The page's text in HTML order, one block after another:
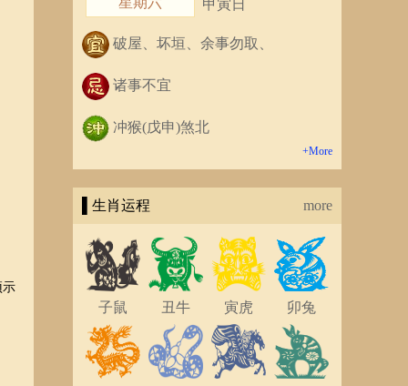
示
甲寅日
破屋、坏垣、余事勿取、
诸事不宜
冲猴(戊申)煞北
+More
▌生肖运程 more
子鼠 丑牛 寅虎 卯兔